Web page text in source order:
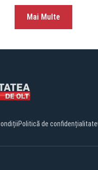
Mai Multe
Politică de confidențialitate